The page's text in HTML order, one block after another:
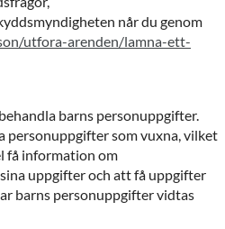
når du genom
utfora-arenden/lamna-ett-
barns personuppgifter.
personuppgifter som vuxna, vilket
få information om
uppgifter och att få uppgifter
barns personuppgifter vidtas